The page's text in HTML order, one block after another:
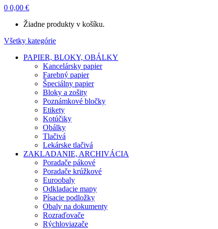
0 0,00 €
Žiadne produkty v košíku.
Všetky kategórie
PAPIER, BLOKY, OBÁLKY
Kancelársky papier
Farebný papier
Špeciálny papier
Bloky a zošity
Poznámkové bločky
Etikety
Kotúčiky
Obálky
Tlačivá
Lekárske tlačivá
ZAKLADANIE, ARCHIVÁCIA
Poradače pákové
Poradače krúžkové
Euroobaly
Odkladacie mapy
Písacie podložky
Obaly na dokumenty
Rozraďovače
Rýchloviazače